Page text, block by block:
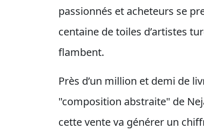
passionnés et acheteurs se
centaine de toiles d’artistes
flambent.
Près d’un million et demi de
"composition abstraite" de
cette vente va générer un